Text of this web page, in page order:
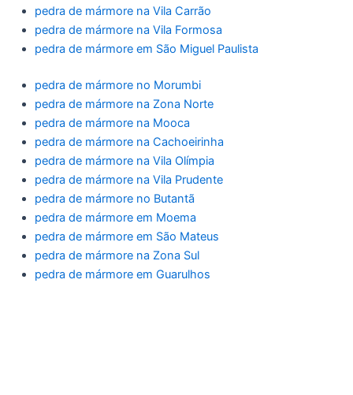
pedra de mármore na Vila Carrão
pedra de mármore na Vila Formosa
pedra de mármore em São Miguel Paulista
pedra de mármore no Morumbi
pedra de mármore na Zona Norte
pedra de mármore na Mooca
pedra de mármore na Cachoeirinha
pedra de mármore na Vila Olímpia
pedra de mármore na Vila Prudente
pedra de mármore no Butantã
pedra de mármore em Moema
pedra de mármore em São Mateus
pedra de mármore na Zona Sul
pedra de mármore em Guarulhos